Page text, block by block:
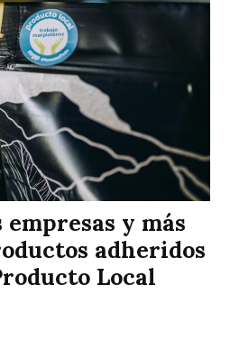
empresas y más
adheridos
Local